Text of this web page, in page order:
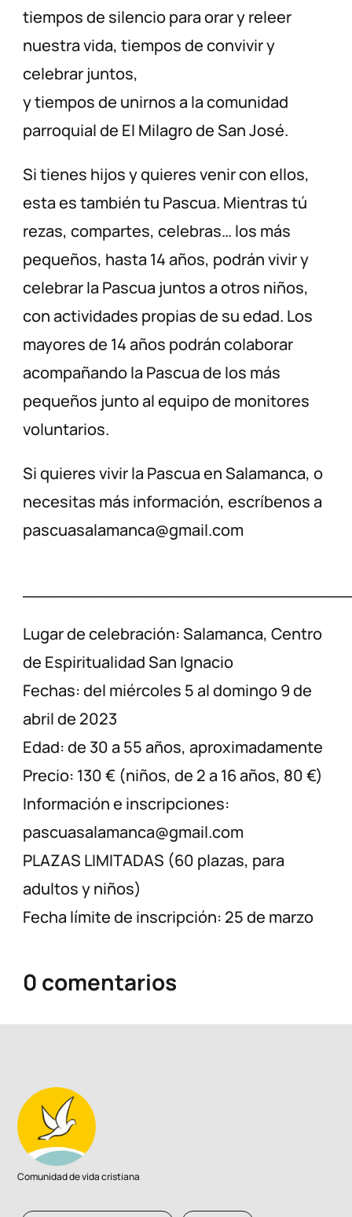
tiempos de silencio para orar y releer
nuestra vida, tiempos de convivir y
celebrar juntos,
y tiempos de unirnos a la comunidad
parroquial de El Milagro de San José.
Si tienes hijos y quieres venir con ellos,
esta es también tu Pascua. Mientras tú
rezas, compartes, celebras… los más
pequeños, hasta 14 años, podrán vivir y
celebrar la Pascua juntos a otros niños,
con actividades propias de su edad. Los
mayores de 14 años podrán colaborar
acompañando la Pascua de los más
pequeños junto al equipo de monitores
voluntarios.
Si quieres vivir la Pascua en Salamanca, o
necesitas más información, escríbenos a
pascuasalamanca@gmail.com
Lugar de celebración: Salamanca, Centro
de Espiritualidad San Ignacio
Fechas: del miércoles 5 al domingo 9 de
abril de 2023
Edad: de 30 a 55 años, aproximadamente
Precio: 130 € (niños, de 2 a 16 años, 80 €)
Información e inscripciones:
pascuasalamanca@gmail.com
PLAZAS LIMITADAS (60 plazas, para
adultos y niños)
Fecha límite de inscripción: 25 de marzo
0 comentarios
Comunidad de vida cristiana